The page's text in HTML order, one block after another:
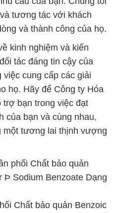
tương tác với khách
và thành công của họ.
kinh nghiệm và kiến
tác đáng tin cậy của
việc cung cấp các giải
họ. Hãy để Công ty Hóa
bạn trong việc đạt
của bạn và cùng nhau,
một tương lai thịnh vượng
phối Chất bảo quản
Þ Sodium Benzoate Dạng
Chất bảo quản Benzoic